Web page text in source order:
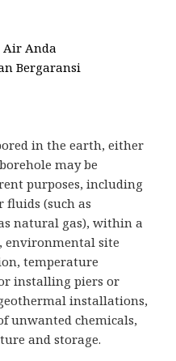
Air Anda
Bergaransi
in the earth, either
may be
purposes, including
fluids (such as
natural gas), within a
environmental site
temperature
installing piers or
installations,
unwanted chemicals,
and storage.